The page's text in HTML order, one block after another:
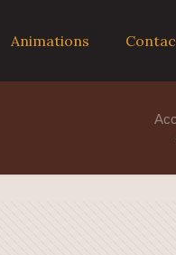
Animations